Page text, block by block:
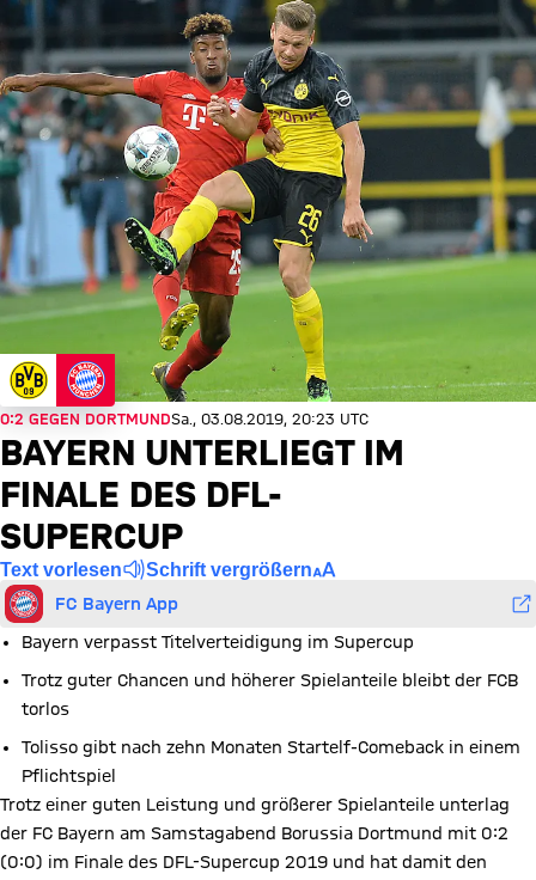
0:2 GEGEN DORTMUNDSa., 03.08.2019, 20:23 UTC
BAYERN UNTERLIEGT IM
FINALE DES DFL-
SUPERCUP
Text vorlesen Schrift vergrößern
FC Bayern App
Bayern verpasst Titelverteidigung im Supercup
Trotz guter Chancen und höherer Spielanteile bleibt der FCB
torlos
Tolisso gibt nach zehn Monaten Startelf-Comeback in einem
Pflichtspiel
Trotz einer guten Leistung und größerer Spielanteile unterlag
der FC Bayern am Samstagabend Borussia Dortmund mit 0:2
(0:0) im Finale des DFL-Supercup 2019 und hat damit den